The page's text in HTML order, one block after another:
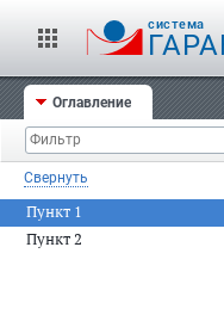
cистема
Оглавление
Свернуть
Пункт 1
Пункт 2